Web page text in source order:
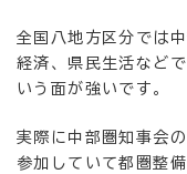
全国八地方区分では
経済、県民生活など
いう面が強いです。
実際に中部圏知事会
参加していて都圏整